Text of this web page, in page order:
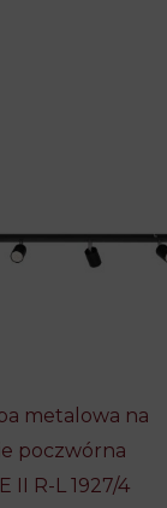
metalowa na
poczwórna
II R-L 1927/4